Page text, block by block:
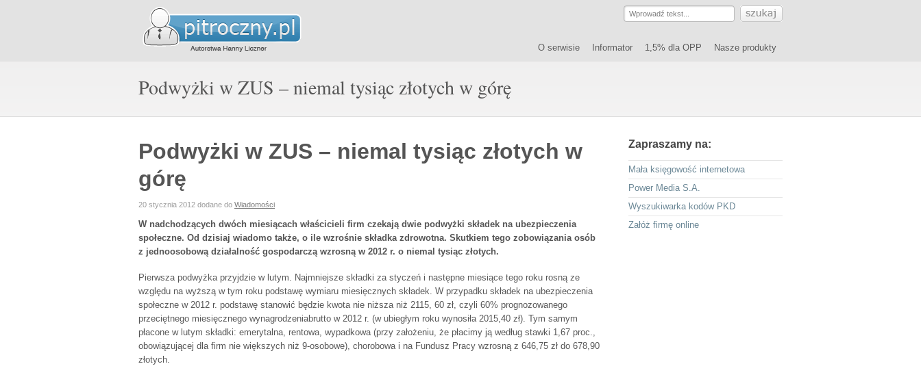
O serwisie Informator 1,5% dla OPP Nasze produkty
Podwyżki w ZUS – niemal tysiąc złotych w górę
Podwyżki w ZUS – niemal tysiąc złotych w
górę
20 stycznia 2012 dodane do Wiadomości
W nadchodzących dwóch miesiącach właścicieli firm czekają dwie podwyżki składek na ubezpieczenia
społeczne. Od dzisiaj wiadomo także, o ile wzrośnie składka zdrowotna. Skutkiem tego zobowiązania osób
z jednoosobową działalność gospodarczą wzrosną w 2012 r. o niemal tysiąc złotych.
Pierwsza podwyżka przyjdzie w lutym. Najmniejsze składki za styczeń i następne miesiące tego roku rosną ze
względu na wyższą w tym roku podstawę wymiaru miesięcznych składek. W przypadku składek na ubezpieczenia
społeczne w 2012 r. podstawę stanowić będzie kwota nie niższa niż 2115, 60 zł, czyli 60% prognozowanego
przeciętnego miesięcznego wynagrodzeniabrutto w 2012 r. (w ubiegłym roku wynosiła 2015,40 zł). Tym samym
płacone w lutym składki: emerytalna, rentowa, wypadkowa (przy założeniu, że płacimy ją według stawki 1,67 proc.,
obowiązującej dla firm nie większych niż 9-osobowe), chorobowa i na Fundusz Pracy wzrosną z 646,75 zł do 678,90
złotych.
Zapraszamy na:
Mała księgowość internetowa
Power Media S.A.
Wyszukiwarka kodów PKD
Załóż firmę online